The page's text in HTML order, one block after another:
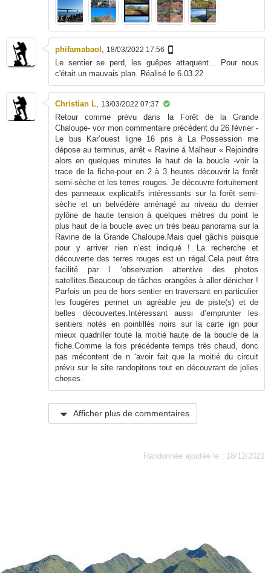
phifamabaol , 18/03/2022 17:56
Le sentier se perd, les guêpes attaquent... Pour nous
c'était un mauvais plan. Réalisé le 6.03.22
Christian L, 13/03/2022 07:37
Retour comme prévu dans la Forêt de la Grande
Chaloupe- voir mon commentaire précédent du 26 février -
Le bus Kar’ouest ligne 16 pris à La Possession me
dépose au terminus, arrêt « Ravine á Malheur « Rejoindre
alors en quelques minutes le haut de la boucle -voir la
trace de la fiche-pour en 2 à 3 heures découvrir la forêt
semi-sèche et les terres rouges. Je découvre fortuitement
des panneaux explicatifs intéressants sur la forêt semi-
sèche et un belvédère aménagé au niveau du dernier
pylône de haute tension à quelques mètres du point le
plus haut de la boucle avec un très beau panorama sur la
Ravine de la Grande Chaloupe.Mais quel gâchis puisque
pour y arriver rien n’est indiqué ! La recherche et
découverte des terres rouges est un régal.Cela peut être
facilité par l ‘observation attentive des photos
satellites.Beaucoup de tâches orangées à aller dénicher !
Parfois un peu de hors sentier en traversant en particulier
les fougères permet un agréable jeu de piste(s) et de
belles découvertes.Intéressant aussi d’emprunter les
sentiers notés en pointillés noirs sur la carte ign pour
mieux quadriller toute la moitié haute de la boucle de la
fiche.Comme la fois précédente temps très chaud, donc
pas mécontent de n ‘avoir fait que la moitié du circuit
prévu sur le site randopitons tout en découvrant de jolies
choses.
Afficher plus de commentaires
Randonnée ajoutée le : 18/12/2021